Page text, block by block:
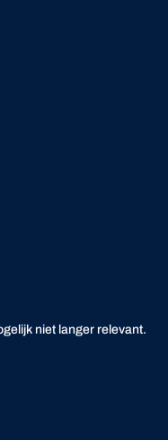
niet langer relevant.